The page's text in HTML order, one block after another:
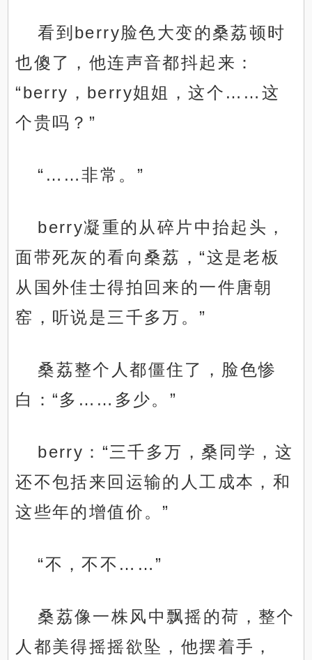
看到berry脸色大变的桑荔顿时
也傻了，他连声音都抖起来：
“berry，berry姐姐，这个……这
个贵吗？”
“……非常。”
berry凝重的从碎片中抬起头，
面带死灰的看向桑荔，“这是老板
从国外佳士得拍回来的一件唐朝
窑，听说是三千多万。”
桑荔整个人都僵住了，脸色惨
白：“多……多少。”
berry：“三千多万，桑同学，这
还不包括来回运输的人工成本，和
这些年的增值价。”
“不，不不……”
桑荔像一株风中飘摇的荷，整个
人都美得摇摇欲坠，他摆着手，